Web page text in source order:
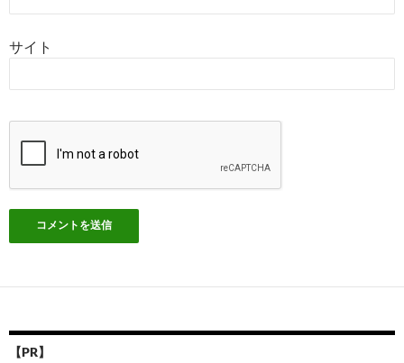
サイト
【PR】